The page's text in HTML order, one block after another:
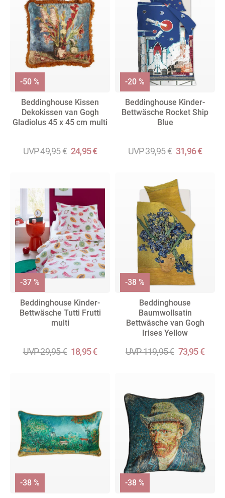
Beddinghouse Kissen
Dekokissen van Gogh
Gladiolus 45 x 45 cm multi
UVP 49,95 € 24,95 €
-50 %
Beddinghouse Kinder-
Bettwäsche Rocket Ship
Blue
UVP 39,95 € 31,96 €
-20 %
Beddinghouse Kinder-
Bettwäsche Tutti Frutti
multi
UVP 29,95 € 18,95 €
-37 %
Beddinghouse
Baumwollsatin
Bettwäsche van Gogh
Irises Yellow
UVP 119,95 € 73,95 €
-38 %
-38 % -38 %